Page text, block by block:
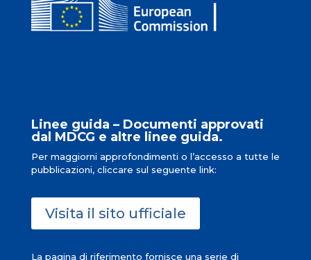
Linee guida – Documenti approvati
dal MDCG e altre linee guida.
Per maggiorni approfondimenti o l’accesso a tutte le
pubblicazioni, cliccare sul seguente link:
Visita il sito ufficiale
La pagina di riferimento fornisce una serie di